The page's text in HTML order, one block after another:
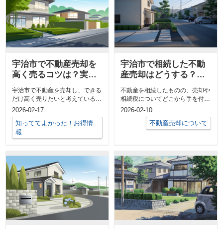
宇治市で不動産売却を
高く売るコツは？実践
宇治市で不動産を売却し、できる
だけ高く売りたいと考えている方
は多いのではないでしょうか。大
切な資産...
2026-02-17
知っててよかった！お得情
報
宇治市で相続した不動
産売却はどうする？相
解説
不動産を相続したものの、売却や
相続税についてどこから手を付け
ればよいか悩まれていませんか。
とくに宇...
2026-02-10
不動産売却について